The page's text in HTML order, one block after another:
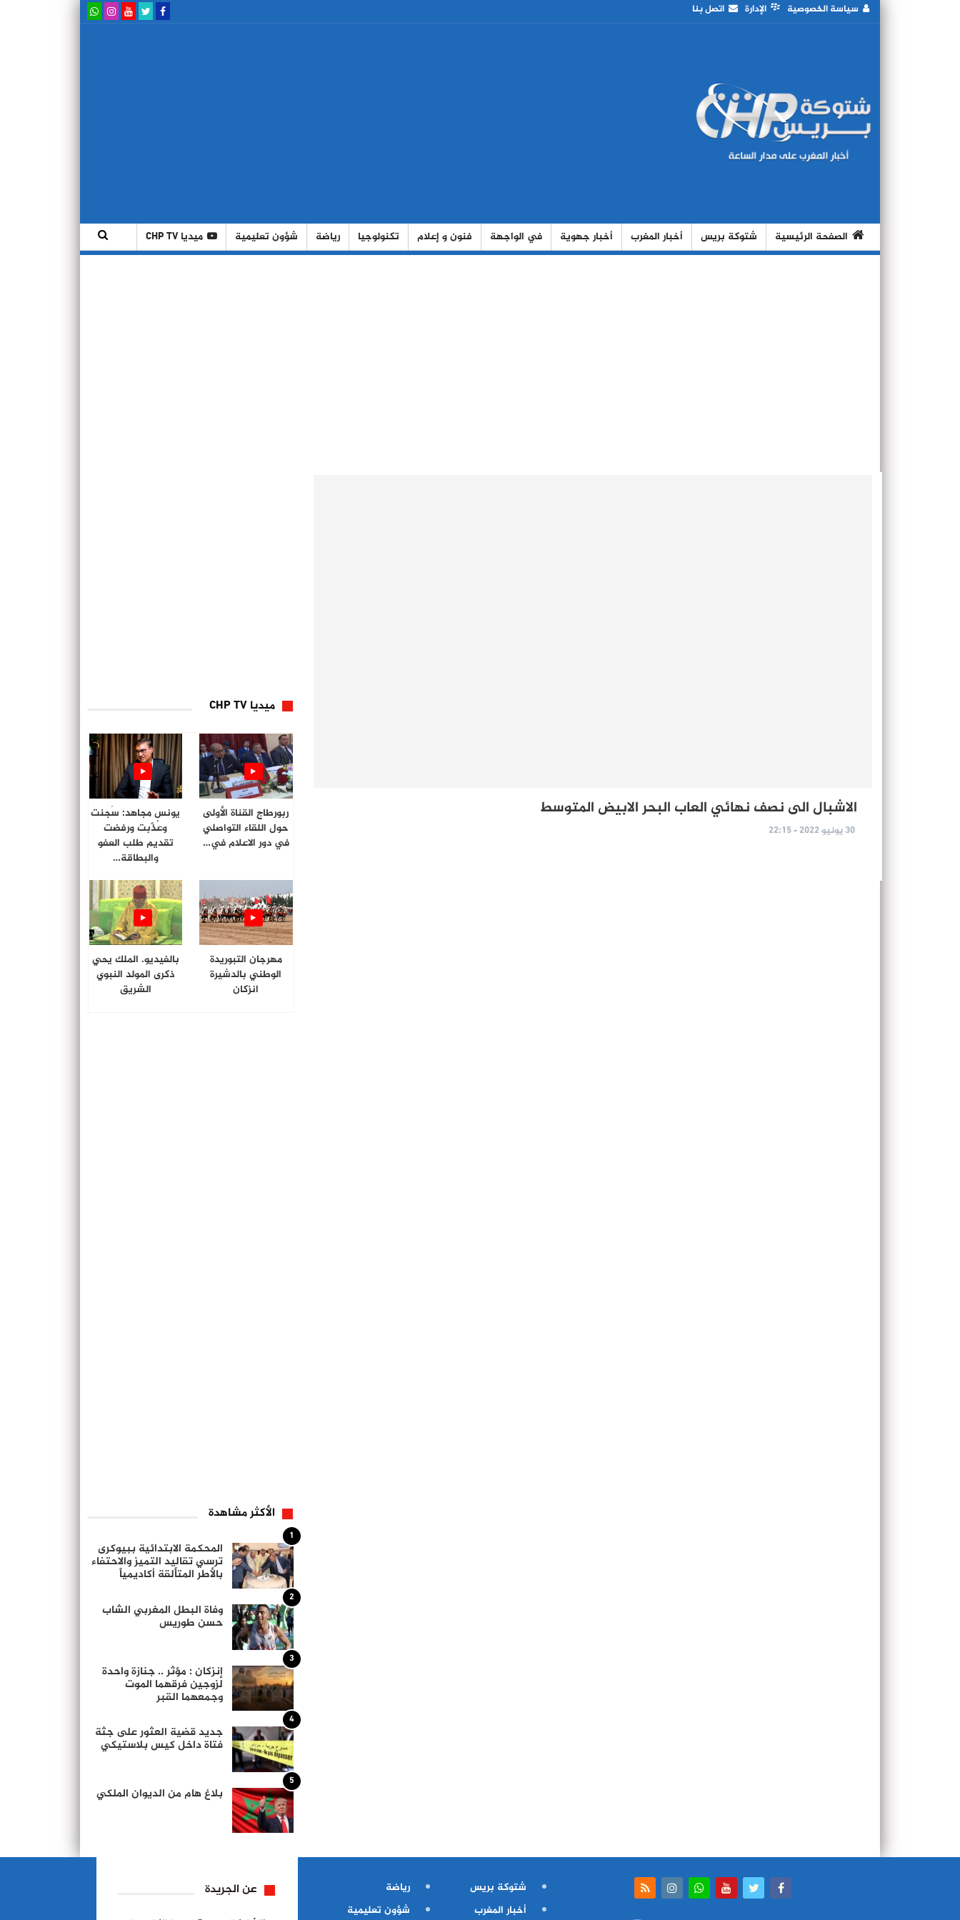
سياسة الخصوصية الإدارة اتصل بنا
الصفحة الرئيسية شتوكة بريس أخبار المغرب أخبار جهوية في الواجهة فنون و إعلام تكنولوجيا رياضة شؤون تعليمية ميديا CHP TV
الاشبال الى نصف نهائي العاب البحر الابيض المتوسط
30 يونيو 2022 - 22:15
ميديا CHP TV
ربورطاج القناة الأولى
حول اللقاء التواصلي
في دور الاعلام في…
يونس مجاهد: سُجنت
وعُذّبت ورفضت
تقديم طلب العفو
والبطاقة…
مهرجان التبوريدة
الوطني بالدشيرة
انزكان
بالفيديو. الملك يحي
ذكرى المولد النبوي
الشريق
الأكثر مشاهدة
1
المحكمة الابتدائية ببيوكرى
ترسي تقاليد التميز والاحتفاء
بالأطر المتألقة أكاديمياً
2
وفاة البطل المغربي الشاب
حسن طوريس
3
إنزكان : مؤثر .. جنازة واحدة
لزوجين فرقهما الموت
وجمعهما القبر
4
جديد قضية العثور على جثة
فتاة داخل كيس بلاستيكي
5
بلاغ هام من الديوان الملكي
شتوكة بريس
أخبار المغرب
رياضة
شؤون تعليمية
عن الجريدة